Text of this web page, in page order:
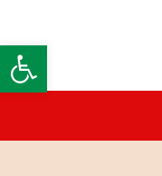
פתח